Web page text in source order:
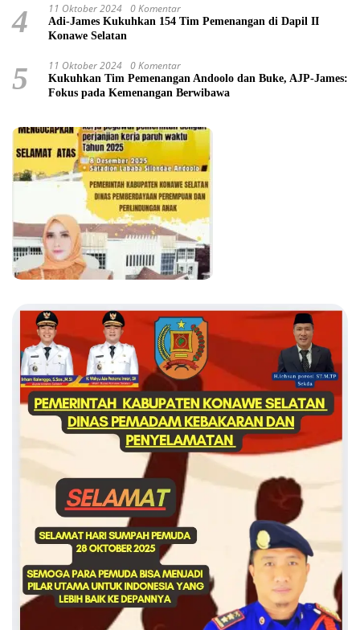
4 11 Oktober 2024 0 Komentar
Adi-James Kukuhkan 154 Tim Pemenangan di Dapil II
Konawe Selatan
5 11 Oktober 2024 0 Komentar
Kukuhkan Tim Pemenangan Andoolo dan Buke, AJP-James:
Fokus pada Kemenangan Berwibawa